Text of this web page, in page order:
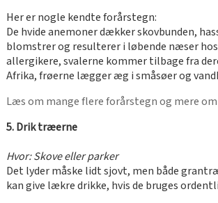
Her er nogle kendte forårstegn:
De hvide anemoner dækker skovbunden,
blomstrer og resulterer i løbende næser
allergikere, svalerne kommer tilbage fra
Afrika, frøerne lægger æg i småsøer og
Læs om mange flere forårstegn og mere
5. Drik træerne
Hvor: Skove eller parker
Det lyder måske lidt sjovt, men både
kan give lækre drikke, hvis de bruges